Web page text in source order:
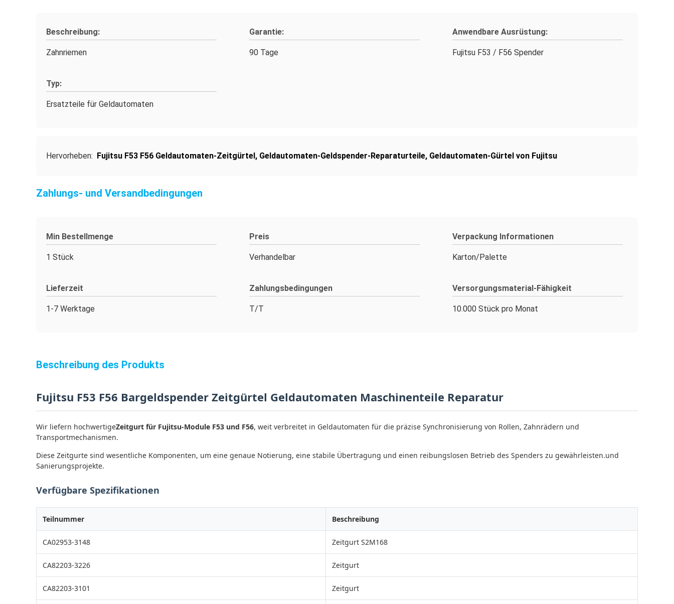
Beschreibung:
Zahnriemen
Garantie:
90 Tage
Anwendbare Ausrüstung:
Fujitsu F53 / F56 Spender
Typ:
Ersatzteile für Geldautomaten
Hervorheben: Fujitsu F53 F56 Geldautomaten-Zeitgürtel, Geldautomaten-Geldspender-Reparaturteile, Geldautomaten-Gürtel von Fujitsu
Zahlungs- und Versandbedingungen
Min Bestellmenge
1 Stück
Preis
Verhandelbar
Verpackung Informationen
Karton/Palette
Lieferzeit
1-7 Werktage
Zahlungsbedingungen
T/T
Versorgungsmaterial-Fähigkeit
10.000 Stück pro Monat
Beschreibung des Produkts
Fujitsu F53 F56 Bargeldspender Zeitgürtel Geldautomaten Maschinenteile Reparatur
Wir liefern hochwertigeZeitgurt für Fujitsu-Module F53 und F56, weit verbreitet in Geldautomaten für die präzise Synchronisierung von Rollen, Zahnrädern und
Transportmechanismen.
Diese Zeitgurte sind wesentliche Komponenten, um eine genaue Notierung, eine stabile Übertragung und einen reibungslosen Betrieb des Spenders zu gewährleisten.und
Sanierungsprojekte.
Verfügbare Spezifikationen
Teilnummer Beschreibung
CA02953-3148 Zeitgurt S2M168
CA82203-3226 Zeitgurt
CA82203-3101 Zeitgurt